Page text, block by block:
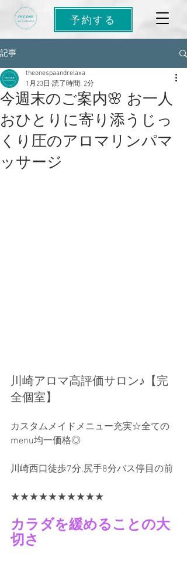
予約する
記事
今週末のご案内🌸 お一人
おひとりに寄り添うじっ
くり圧のアロマリンパマ
ッサージ
theonespaandrelaxa
1月23日 読了時間: 2分
川崎アロマ高評価サロン♪【完
全個室】
カスタムメイドメニュー充実☆全ての
menu均一価格◎
川崎西口徒歩7分.尻手8分バス停目の前
★★★★★★★★★★
カラダを緩めることの大
切さ